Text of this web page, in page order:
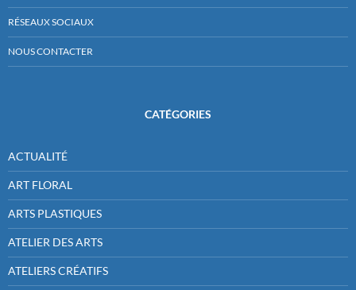
RÉSEAUX SOCIAUX
NOUS CONTACTER
CATÉGORIES
ACTUALITÉ
ART FLORAL
ARTS PLASTIQUES
ATELIER DES ARTS
ATELIERS CRÉATIFS